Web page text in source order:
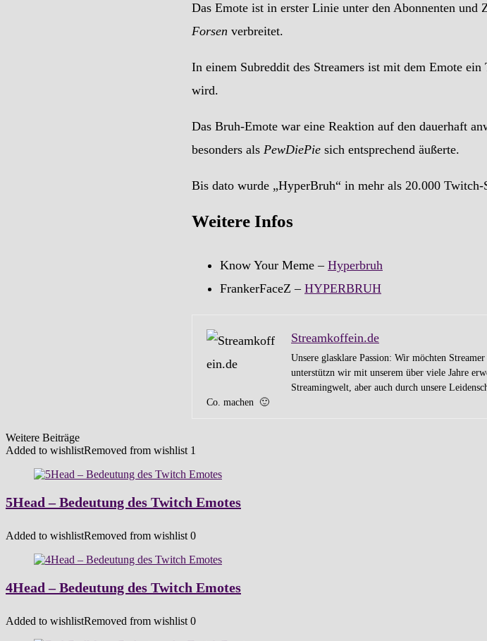
Das Emote ist in erster Linie unter den Abonnenten und
Forsen verbreitet.
In einem Subreddit des Streamers ist mit dem Emote
wird.
Das Bruh-Emote war eine Reaktion auf den dauerhaft
besonders als PewDiePie sich entsprechend äußerte.
Bis dato wurde „HyperBruh“ in mehr als 20.000 Twitch-
Weitere Infos
Know Your Meme – Hyperbruh
FrankerFaceZ – HYPERBRUH
Streamkoffein.de
Unsere glasklare Passion: Wir möchten
unterstützn wir mit unserem über viele Jahre
Streamingwelt, aber auch durch unsere
Co. machen 🙂
Weitere Beiträge
Added to wishlistRemoved from wishlist 1
5Head – Bedeutung des Twitch Emotes
Added to wishlistRemoved from wishlist 0
4Head – Bedeutung des Twitch Emotes
Added to wishlistRemoved from wishlist 0